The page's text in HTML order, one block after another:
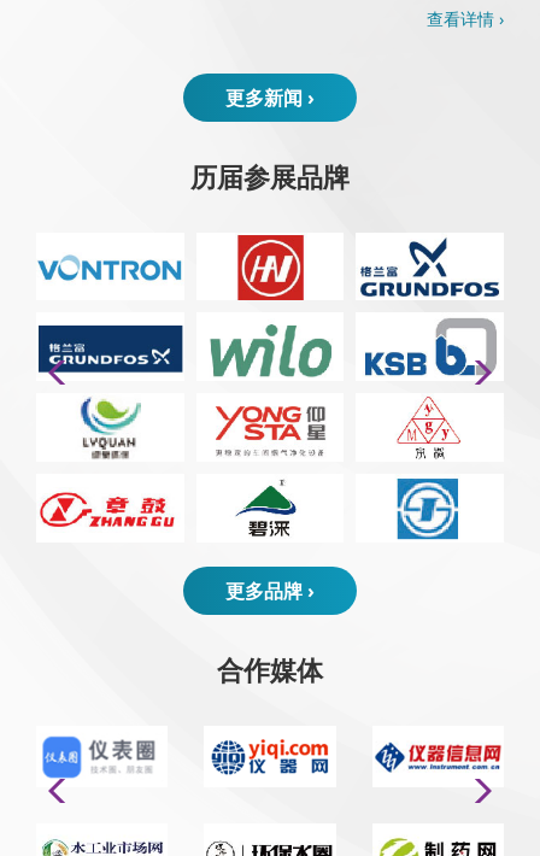
查看详情 ›
更多新闻 ›
历届参展品牌
更多品牌 ›
合作媒体